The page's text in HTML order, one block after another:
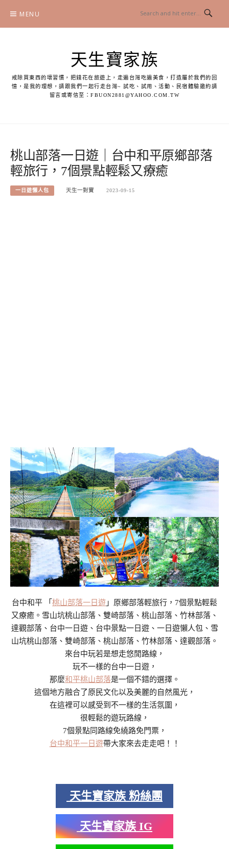
content
MENU
天生寶家族
戒除買東西的壞習慣，把錢花在旅遊上，走遍台灣吃遍美食，打造屬於我們的回
憶，是我的理想，請跟我們一起行走台灣~ 試吃、試用、活動、民宿體驗邀約請
留言或寄信至：FBUON2881@YAHOO.COM.TW
桃山部落一日遊｜台中和平原鄉部落
輕旅行，7個景點輕鬆又療癒
一日遊懶人包 天生一對寶 2023-09-15
台中和平 「 桃山部落一日遊 」原鄉部落輕旅行，7個景點輕鬆
又療癒。雪山坑桃山部落、雙崎部落、桃山部落、竹林部落、
達觀部落、台中一日遊、台中景點一日遊、一日遊懶人包、雪
山坑桃山部落、雙崎部落、桃山部落、竹林部落、達觀部落。
來台中玩若是想走悠閒路線，
玩不一樣的台中一日遊，
那麼和平桃山部落是一個不錯的選擇。
這個地方融合了原民文化以及美麗的自然風光，
在這裡可以感受到不一樣的生活氛圍，
很輕鬆的遊玩路線，
7個景點同路線免繞路免門票，
台中和平一日遊帶大家來去走走吧！！
天生寶家族 粉絲團
天生寶家族 IG